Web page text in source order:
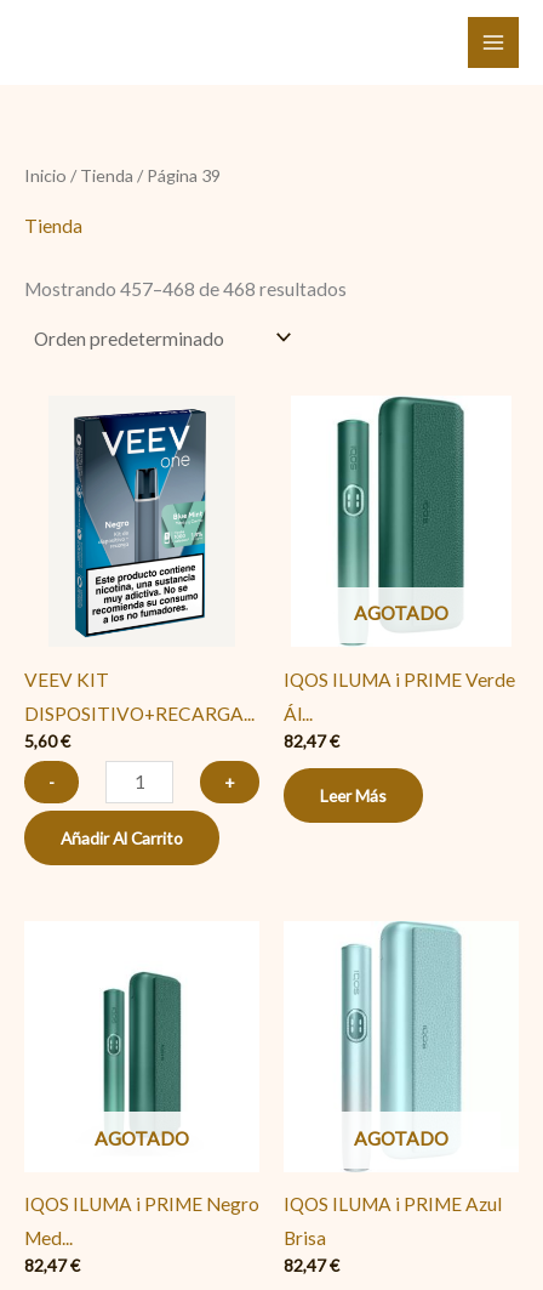
Inicio /Tienda / Página 39
Tienda
Mostrando 457–468 de 468 resultados
VEEV KIT
DISPOSITIVO+RECARGA...
5,60€
-
VEEV
KIT
DISPOSITIVO+RECARGA
Blue
Mint
(Menta-
cantidad
+
Añadir Al Carrito
AGOTADO
IQOS ILUMA i PRIME Verde
Ál...
82,47€
Leer Más
AGOTADO
IQOS ILUMA i PRIME Negro
Med...
82,47€
AGOTADO
IQOS ILUMA i PRIME Azul
Brisa
82,47€